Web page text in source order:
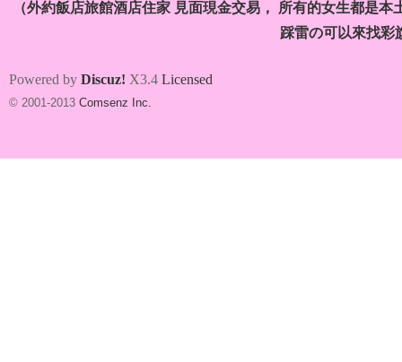
（外約飯店旅館酒店住家 見面現金交易， 所有的女生都是
踩雷の可以來找彩
Powered by Discuz! X3.4 Licensed
© 2001-2013 Comsenz Inc.